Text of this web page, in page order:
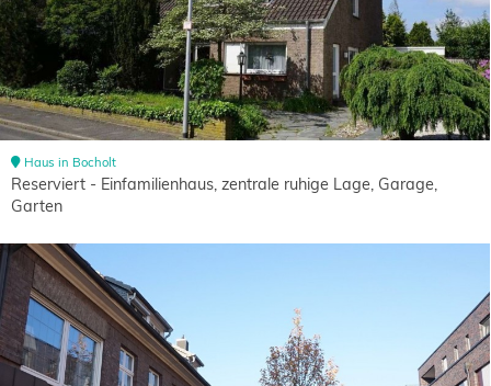
Haus in Bocholt
Reserviert - Einfamilienhaus, zentrale ruhige Lage, Garage,
Garten